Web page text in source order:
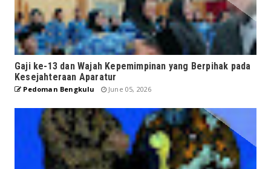
Gaji ke-13 dan Wajah Kepemimpinan yang Berpihak pada
Kesejahteraan Aparatur
Pedoman Bengkulu June 05, 2026